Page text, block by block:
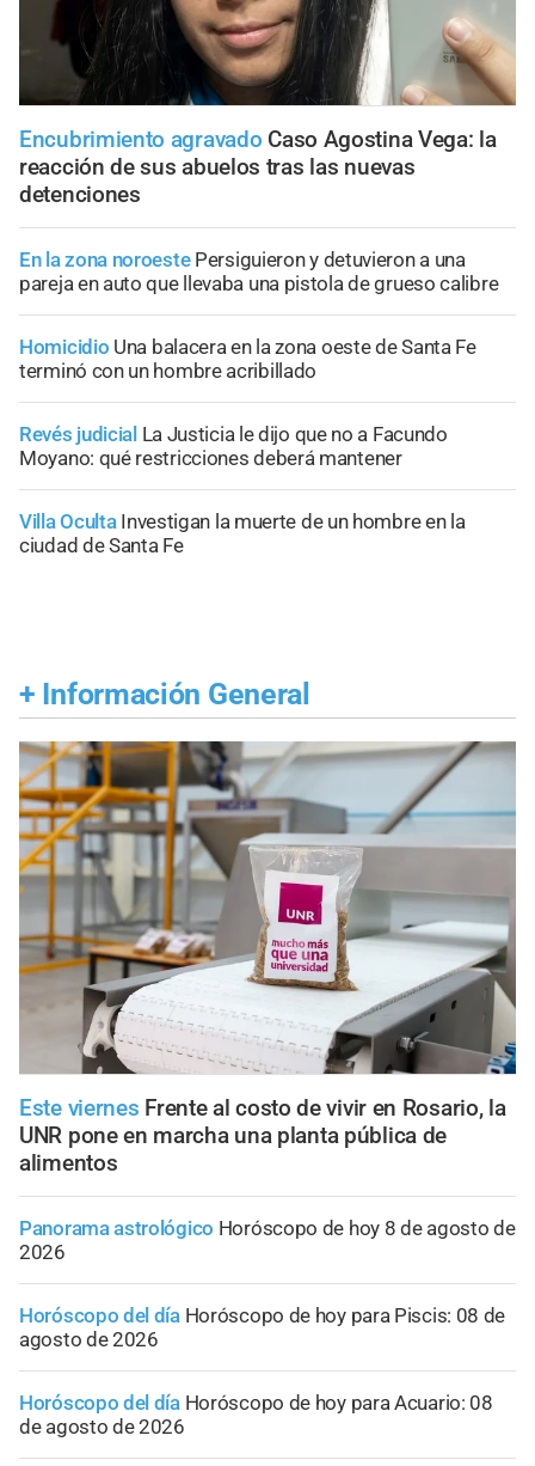
Encubrimiento agravado Caso Agostina Vega: la
reacción de sus abuelos tras las nuevas
detenciones
En la zona noroeste Persiguieron y detuvieron a una
pareja en auto que llevaba una pistola de grueso calibre
Homicidio Una balacera en la zona oeste de Santa Fe
terminó con un hombre acribillado
Revés judicial La Justicia le dijo que no a Facundo
Moyano: qué restricciones deberá mantener
Villa Oculta Investigan la muerte de un hombre en la
ciudad de Santa Fe
+ Información General
Este viernes Frente al costo de vivir en Rosario, la
UNR pone en marcha una planta pública de
alimentos
Panorama astrológico Horóscopo de hoy 8 de agosto de
2026
Horóscopo del día Horóscopo de hoy para Piscis: 08 de
agosto de 2026
Horóscopo del día Horóscopo de hoy para Acuario: 08
de agosto de 2026